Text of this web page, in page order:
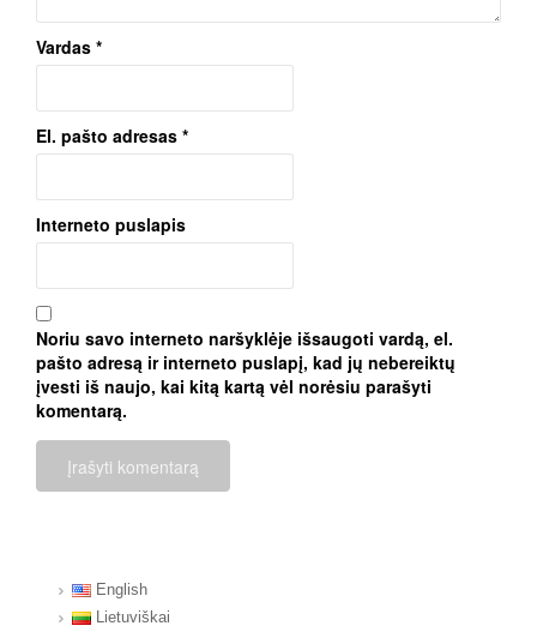
Vardas *
El. pašto adresas *
Interneto puslapis
Noriu savo interneto naršyklėje išsaugoti vardą, el.
pašto adresą ir interneto puslapį, kad jų nebereiktų
įvesti iš naujo, kai kitą kartą vėl norėsiu parašyti
komentarą.
English
Lietuviškai